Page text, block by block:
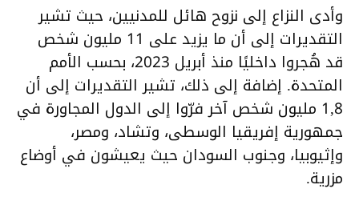
وأدى النزاع إلى نزوح هائل للمدنيين، حيث تشير
التقديرات إلى أن ما يزيد على 11 مليون شخص
قد هُجروا داخليًا منذ أبريل 2023، بحسب الأمم
المتحدة. إضافة إلى ذلك، تشير التقديرات إلى أن
1,8 مليون شخص آخر فرّوا إلى الدول المجاورة في
جمهورية إفريقيا الوسطى، وتشاد، ومصر،
وإثيوبيا، وجنوب السودان حيث يعيشون في أوضاع
مزرية.